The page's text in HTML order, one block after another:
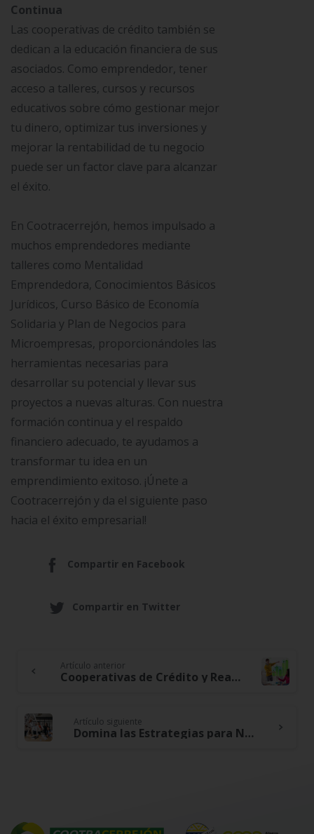
Continua
Las cooperativas de crédito también se
dedican a la educación financiera de sus
asociados. Como emprendedor, tener
acceso a talleres, cursos y recursos
educativos sobre cómo gestionar mejor
tu dinero, optimizar tus inversiones y
mejorar la rentabilidad de tu negocio
puede ser un factor clave para alcanzar
el éxito.
En Cootracerrejón, hemos impulsado a
muchos emprendedores mediante
talleres como Mentalidad
Emprendedora, Conocimientos Básicos
Jurídicos, Curso Básico de Economía
Solidaria y Plan de Negocios para
Microempresas, proporcionándoles las
herramientas necesarias para
desarrollar su potencial y llevar sus
proyectos a nuevas alturas. Con nuestra
formación continua y el respaldo
financiero adecuado, te ayudamos a
transformar tu idea en un
emprendimiento exitoso. ¡Únete a
Cootracerrejón y da el siguiente paso
hacia el éxito empresarial!
Compartir en Facebook
Compartir en Twitter
Continue
Reading
Artículo anterior
Cooperativas de Crédito y Reactivación Económica: Impulsando la Escalabilidad de Emprendimientos Exitosos
Artículo siguiente
Domina las Estrategias para Negociar Mejoras Salariales y Beneficios Laborales